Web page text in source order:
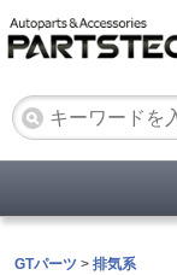
GTパーツ > 排気系